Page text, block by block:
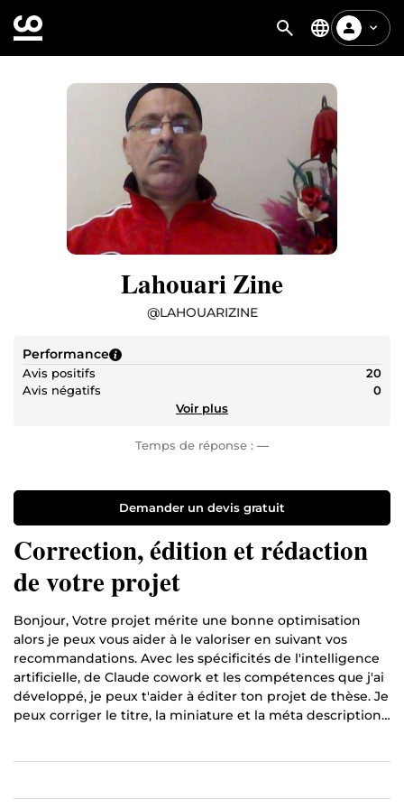
Lahouari Zine
@LAHOUARIZINE
Performance
Avis positifs
20
Avis négatifs
0
Voir plus
Temps de réponse : —
Demander un devis gratuit
Correction, édition et rédaction
de votre projet
Bonjour, Votre projet mérite une bonne optimisation
alors je peux vous aider à le valoriser en suivant vos
recommandations. Avec les spécificités de l'intelligence
artificielle, de Claude cowork et les compétences que j'ai
développé, je peux t'aider à éditer ton projet de thèse. Je
peux corriger le titre, la miniature et la méta description